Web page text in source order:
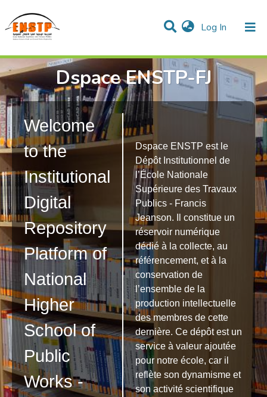
Log In (current)
DSPACE de l'École Nationale Supérieure des Travaux
Publics
Communities & Collections
All of DSpace
Statistics
Dspace ENSTP-FJ
Welcome
to the
Institutional
Digital
Repository
Platform of
National
Higher
School of
Public
Works -
Dspace ENSTP est le
Dépôt Institutionnel de
l’École Nationale
Supérieure des Travaux
Publics - Francis
Jeanson. Il constitue un
réservoir numérique
dédié à la collecte, au
référencement, et à la
conservation de
l’ensemble de la
production intellectuelle
des membres de cette
dernière. Ce dépôt est un
service à valeur ajoutée
pour notre école, car il
reflète son dynamisme et
son activité scientifique